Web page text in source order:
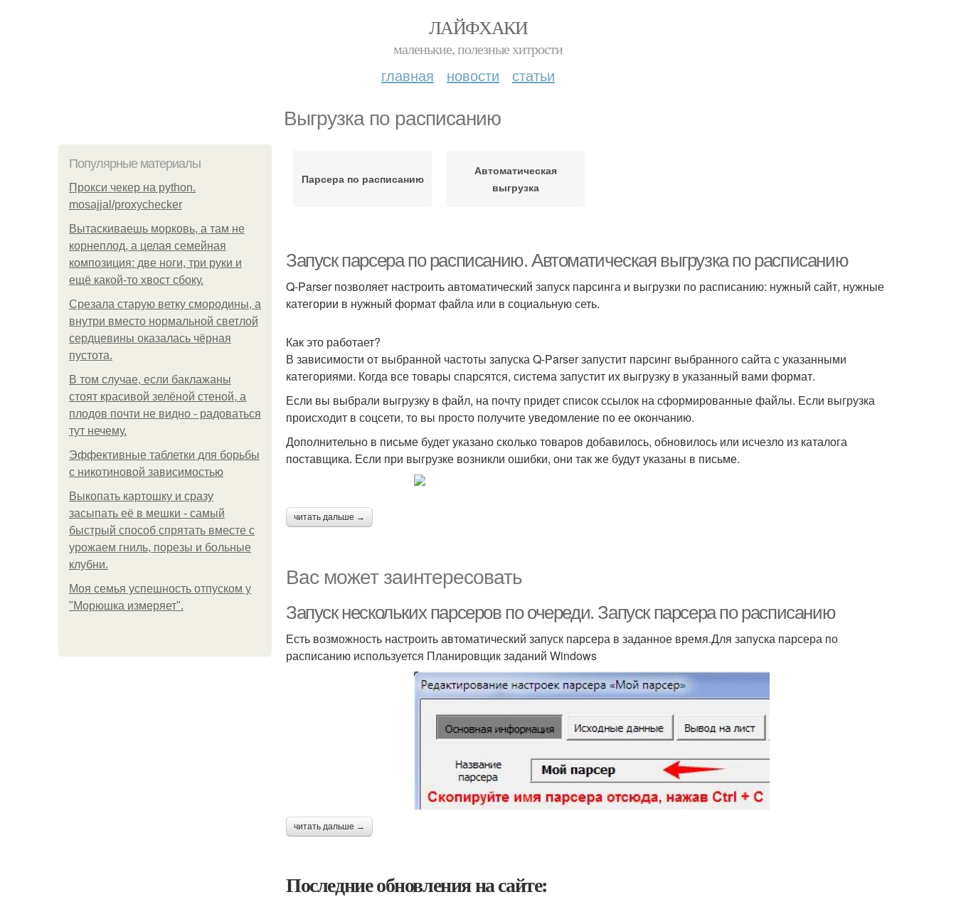
ЛАЙФХАКИ
маленькие, полезные хитрости
главная новости статьи
Выгрузка по расписанию
Популярные материалы
Прокси чекер на python.
mosajjal/proxychecker
Вытаскиваешь морковь, а там не
корнеплод, а целая семейная
композиция: две ноги, три руки и
ещё какой-то хвост сбоку.
Срезала старую ветку смородины, а
внутри вместо нормальной светлой
сердцевины оказалась чёрная
пустота.
В том случае, если баклажаны
стоят красивой зелёной стеной, а
плодов почти не видно - радоваться
тут нечему.
Эффективные таблетки для борьбы
с никотиновой зависимостью
Выкопать картошку и сразу
засыпать её в мешки - самый
быстрый способ спрятать вместе с
урожаем гниль, порезы и больные
клубни.
Моя семья успешность отпуском у
"Морюшка измеряет".
Парсера по расписанию
Автоматическая
выгрузка
Запуск парсера по расписанию. Автоматическая выгрузка по расписанию
Q-Parser позволяет настроить автоматический запуск парсинга и выгрузки по расписанию: нужный сайт, нужные
категории в нужный формат файла или в социальную сеть.
Как это работает?
В зависимости от выбранной частоты запуска Q-Parser запустит парсинг выбранного сайта с указанными
категориями. Когда все товары спарсятся, система запустит их выгрузку в указанный вами формат.
Если вы выбрали выгрузку в файл, на почту придет список ссылок на сформированные файлы. Если выгрузка
происходит в соцсети, то вы просто получите уведомление по ее окончанию.
Дополнительно в письме будет указано сколько товаров добавилось, обновилось или исчезло из каталога
поставщика. Если при выгрузке возникли ошибки, они так же будут указаны в письме.
читать дальше →
Вас может заинтересовать
Запуск нескольких парсеров по очереди. Запуск парсера по расписанию
Есть возможность настроить автоматический запуск парсера в заданное время.Для запуска парсера по
расписанию используется Планировщик заданий Windows
читать дальше →
Последние обновления на сайте: